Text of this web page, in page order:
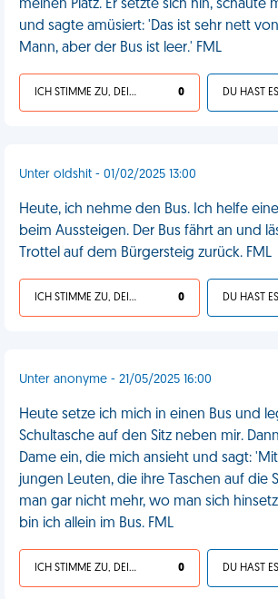
meinen Platz. Er setzte sich hin, schaute
und sagte amüsiert: 'Das ist sehr nett
Mann, aber der Bus ist leer.' FML
ICH STIMME ZU, DEIN LEBEN IST SCHEISSE 0
Unter oldshit - 01/02/2025 13:00
Heute, ich nehme den Bus. Ich helfe
beim Aussteigen. Der Bus fährt an und
Trottel auf dem Bürgersteig zurück. FML
ICH STIMME ZU, DEIN LEBEN IST SCHEISSE 0
Unter anonyme - 21/05/2025 16:00
Heute setze ich mich in einen Bus und
Schultasche auf den Sitz neben mir.
Dame ein, die mich ansieht und sagt:
jungen Leuten, die ihre Taschen auf die
man gar nicht mehr, wo man sich
bin ich allein im Bus. FML
ICH STIMME ZU, DEIN LEBEN IST SCHEISSE 0